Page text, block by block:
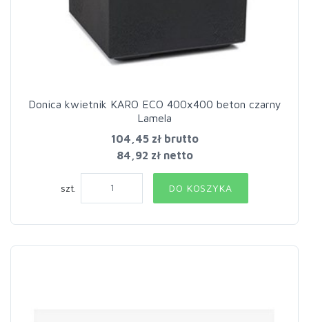
Donica kwietnik KARO ECO 400x400 beton czarny
Lamela
104,45 złbrutto
84,92 zł netto
szt. DO KOSZYKA